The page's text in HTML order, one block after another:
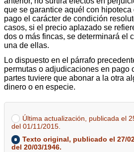
que se garantice aquél con hipoteca
pago el carácter de condición
casos, si el precio aplazado se
dos o más fincas, se determinará el
una de ellas.
Lo dispuesto en el párrafo
permutas o adjudicaciones en pago
partes tuviere que abonar a la otra
dinero o en especie.
Última actualización, publicada el
del 01/11/2015.
Texto original, publicado el 27/
del 20/03/1946.